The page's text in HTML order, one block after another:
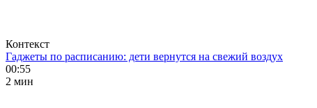
Контекст
Гаджеты по расписанию: дети вернутся на свежий воздух
00:55
2 мин